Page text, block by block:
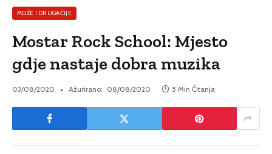
MOŽE I DRUGAČIJE
Mostar Rock School: Mjesto
gdje nastaje dobra muzika
03/08/2020 Ažurirano: 08/08/2020 5 Min Čitanja